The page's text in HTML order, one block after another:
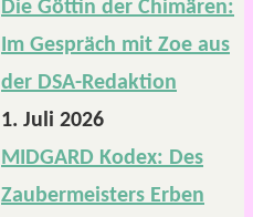
Die Göttin der Chimären:
Im Gespräch mit Zoe aus
der DSA-Redaktion
1. Juli 2026
MIDGARD Kodex: Des
Zaubermeisters Erben